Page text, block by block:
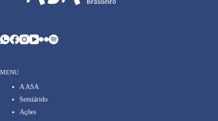
MENU
A ASA
Semiárido
Ações